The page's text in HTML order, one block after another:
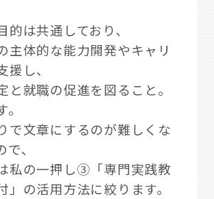
的は共通しており、
主体的な能力開発やキャリ
援し、
と就職の促進を図ること。
で文章にするのが難しくな
、
私の一押し③「専門実践教
」の活用方法に絞ります。